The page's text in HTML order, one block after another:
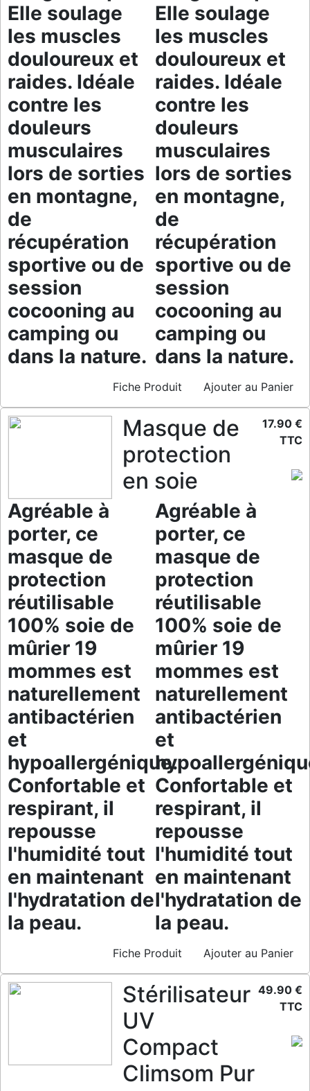
Elle soulage
les muscles
douloureux et
raides. Idéale
contre les
douleurs
musculaires
lors de sorties
en montagne,
de
récupération
sportive ou de
session
cocooning au
camping ou
dans la nature.
Elle soulage
les muscles
douloureux et
raides. Idéale
contre les
douleurs
musculaires
lors de sorties
en montagne,
de
récupération
sportive ou de
session
cocooning au
camping ou
dans la nature.
Fiche Produit Ajouter au Panier
Masque de
protection
en soie
Agréable à
porter, ce
masque de
protection
réutilisable
100% soie de
mûrier 19
mommes est
naturellement
antibactérien
et
hypoallergénique.
Confortable et
respirant, il
repousse
l'humidité tout
en maintenant
l'hydratation de
la peau.
Agréable à
porter, ce
masque de
protection
réutilisable
100% soie de
mûrier 19
mommes est
naturellement
antibactérien
et
Confortable et
respirant, il
repousse
l'humidité tout
en maintenant
l'hydratation de
la peau.
17.90 €
TTC
Fiche Produit Ajouter au Panier
Stérilisateur
UV
Compact
Climsom Pur
49.90 €
TTC